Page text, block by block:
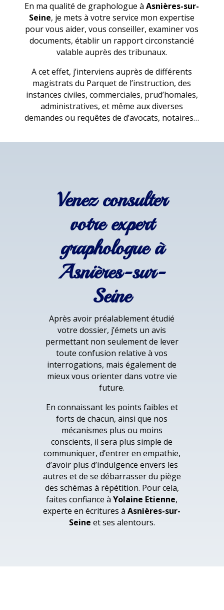
En ma qualité de graphologue àAsnières-sur-
Seine, je mets à votre service mon expertise
pour vous aider, vous conseiller, examiner vos
documents, établir un rapport circonstancié
valable auprès des tribunaux.
A cet effet, j’interviens auprès de différents
magistrats du Parquet de l’instruction, des
instances civiles, commerciales, prud’homales,
administratives, et même aux diverses
demandes ou requêtes de d’avocats, notaires…
Venez consulter
votre expert
graphologue à
Asnières-sur-
Seine
Après avoir préalablement étudié
votre dossier, j’émets un avis
permettant non seulement de lever
toute confusion relative à vos
interrogations, mais également de
mieux vous orienter dans votre vie
future.
En connaissant les points faibles et
forts de chacun, ainsi que nos
mécanismes plus ou moins
conscients, il sera plus simple de
communiquer, d’entrer en empathie,
d’avoir plus d’indulgence envers les
autres et de se débarrasser du piège
des schémas à répétition. Pour cela,
faites confiance àYolaine Etienne,
experte en écritures àAsnières-sur-
Seine et ses alentours.